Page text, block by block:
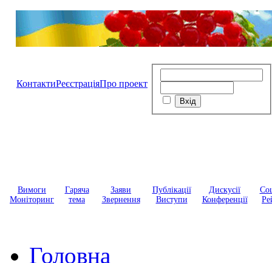
КонтактиРеєстраціяПро проект
Вимоги
Моніторинг
Гаряча
тема
Заяви
Звернення
Публікації
Виступи
Дискусії
Конференції
Головна